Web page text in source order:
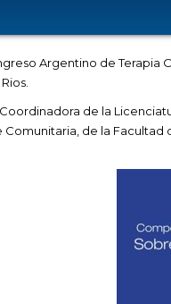
Argentino de Terapia
de la
de la Facultad